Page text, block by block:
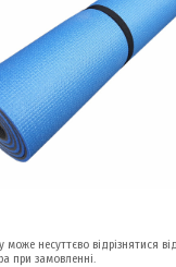
несуттєво відрізнятися
при замовленні.